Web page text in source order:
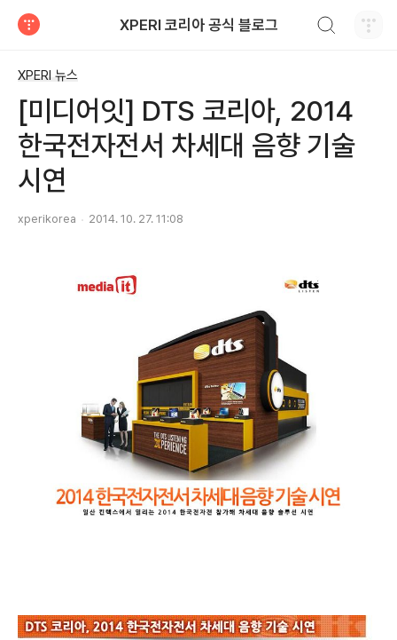
XPERI 코리아 공식 블로그
XPERI 뉴스
[미디어잇] DTS 코리아, 2014
한국전자전서 차세대 음향 기술
시연
xperikorea 2014. 10. 27. 11:08